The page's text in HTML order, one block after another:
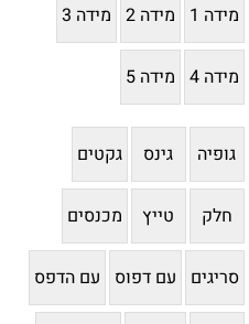
מידה 1 מידה 2 מידה 3
מידה 4 מידה 5
גופיה גינס גקטים
חלק טייץ מכנסים
סריגים עם דפוס עם הדפס